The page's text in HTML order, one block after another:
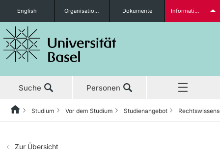
Studieninteressierte
English Organisationseinheiten Dokumente Informationen für...
Suche Personen
Aktuell
Studium
HomeZurückStudium Vor dem Studium Studienangebot
Zur Übersicht